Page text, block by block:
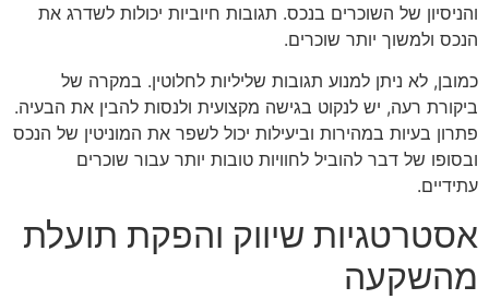
והניסיון של השוכרים בנכס. תגובות חיוביות יכולות לשדרג את
הנכס ולמשוך יותר שוכרים.
כמובן, לא ניתן למנוע תגובות שליליות לחלוטין. במקרה של
ביקורת רעה, יש לנקוט בגישה מקצועית ולנסות להבין את הבעיה.
פתרון בעיות במהירות וביעילות יכול לשפר את המוניטין של הנכס
ובסופו של דבר להוביל לחוויות טובות יותר עבור שוכרים
עתידיים.
אסטרטגיות שיווק והפקת תועלת
מהשקעה